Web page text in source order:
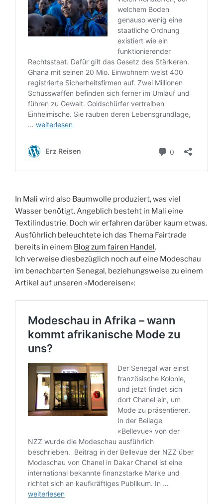
In Mali wird also Baumwolle produziert, was viel
Wasser benötigt. Angeblich besteht in Mali eine
Textilindustrie. Doch wir erfahren darüber kaum etwas.
Ausführlich beleuchtete ich das Thema Fairtrade
bereits in einem Blog zum fairen Handel.
Ich verweise diesbezüglich noch auf eine Modeschau
im benachbarten Senegal, beziehungsweise zu einem
Artikel auf unseren «Modereisen»: